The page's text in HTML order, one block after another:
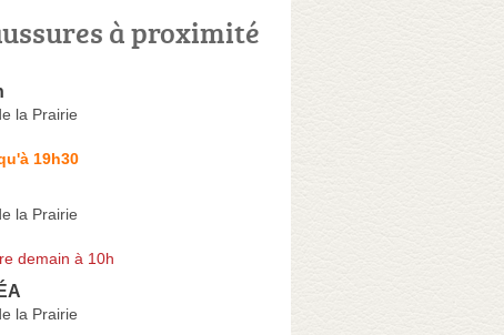
à proximité
la Prairie
19h30
la Prairie
demain à 10h
la Prairie